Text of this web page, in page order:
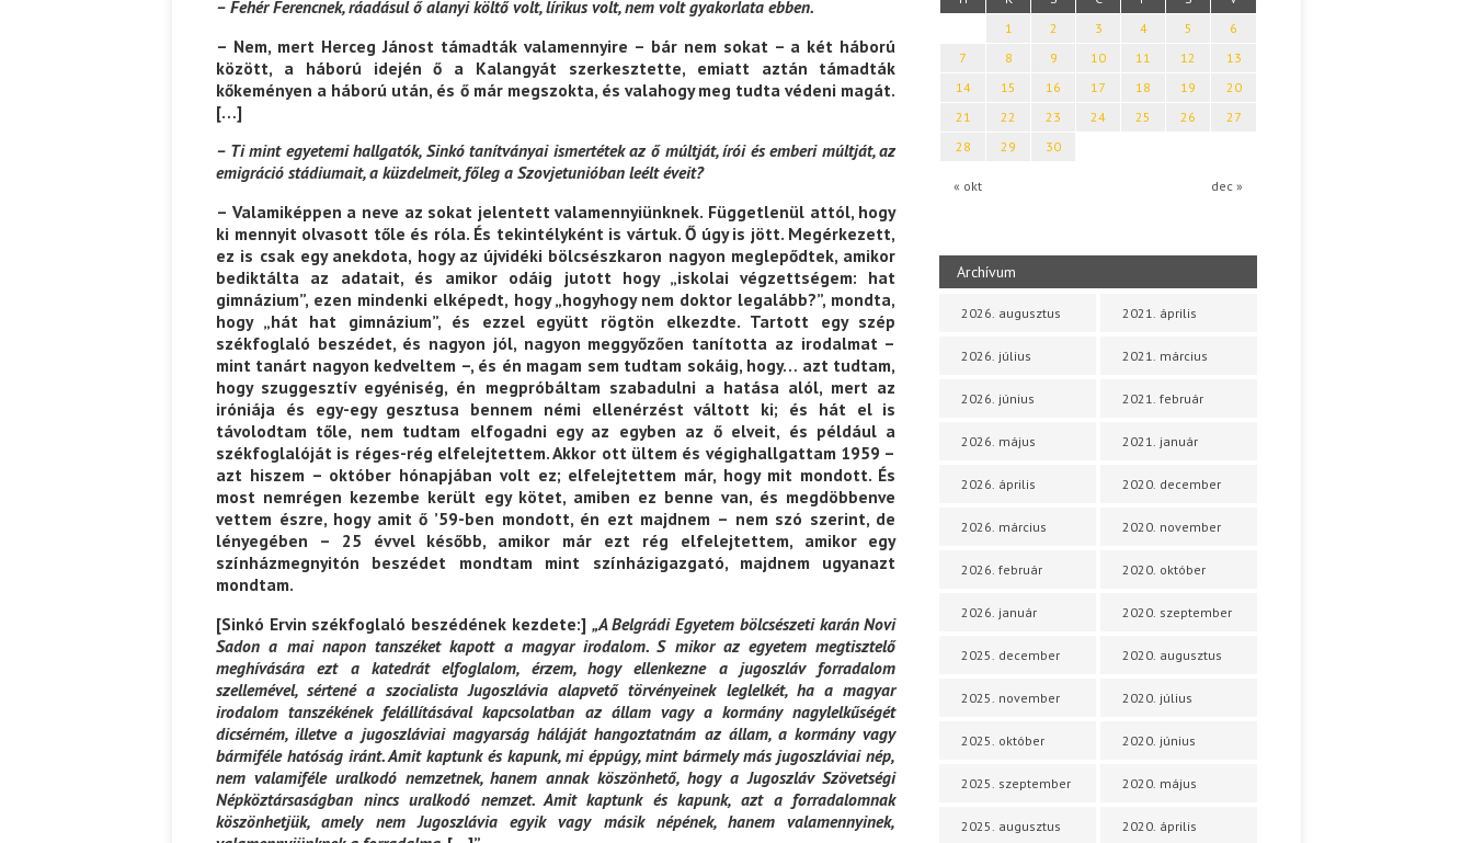
– Fehér Ferencnek, ráadásul ő alanyi költő volt, lírikus volt, nem volt gyakorlata ebben.
– Nem, mert Herceg Jánost támadták valamennyire – bár nem sokat – a két háború
között, a háború idején ő a Kalangyát szerkesztette, emiatt aztán támadták
kőkeményen a háború után, és ő már megszokta, és valahogy meg tudta védeni magát.
[…]
– Ti mint egyetemi hallgatók, Sinkó tanítványai ismertétek az ő múltját, írói és emberi múltját, az
emigráció stádiumait, a küzdelmeit, főleg a Szovjetunióban leélt éveit?
– Valamiképpen a neve az sokat jelentett valamennyiünknek. Függetlenül attól, hogy
ki mennyit olvasott tőle és róla. És tekintélyként is vártuk. Ő úgy is jött. Megérkezett,
ez is csak egy anekdota, hogy az újvidéki bölcsészkaron nagyon meglepődtek, amikor
bediktálta az adatait, és amikor odáig jutott hogy „iskolai végzettségem: hat
gimnázium”, ezen mindenki elképedt, hogy „hogyhogy nem doktor legalább?”, mondta,
hogy „hát hat gimnázium”, és ezzel együtt rögtön elkezdte. Tartott egy szép
székfoglaló beszédet, és nagyon jól, nagyon meggyőzően tanította az irodalmat –
mint tanárt nagyon kedveltem –, és én magam sem tudtam sokáig, hogy… azt tudtam,
hogy szuggesztív egyéniség, én megpróbáltam szabadulni a hatása alól, mert az
iróniája és egy-egy gesztusa bennem némi ellenérzést váltott ki; és hát el is
távolodtam tőle, nem tudtam elfogadni egy az egyben az ő elveit, és például a
székfoglalóját is réges-rég elfelejtettem. Akkor ott ültem és végighallgattam 1959 –
azt hiszem – október hónapjában volt ez; elfelejtettem már, hogy mit mondott. És
most nemrégen kezembe került egy kötet, amiben ez benne van, és megdöbbenve
vettem észre, hogy amit ő ’59-ben mondott, én ezt majdnem – nem szó szerint, de
lényegében – 25 évvel később, amikor már ezt rég elfelejtettem, amikor egy
színházmegnyitón beszédet mondtam mint színházigazgató, majdnem ugyanazt
mondtam.
[Sinkó Ervin székfoglaló beszédének kezdete:] „A Belgrádi Egyetem bölcsészeti karán Novi
Sadon a mai napon tanszéket kapott a magyar irodalom. S mikor az egyetem megtisztelő
meghívására ezt a katedrát elfoglalom, érzem, hogy ellenkezne a jugoszláv forradalom
szellemével, sértené a szocialista Jugoszlávia alapvető törvényeinek leglelkét, ha a magyar
irodalom tanszékének felállításával kapcsolatban az állam vagy a kormány nagylelkűségét
dicsérném, illetve a jugoszláviai magyarság háláját hangoztatnám az állam, a kormány vagy
bármiféle hatóság iránt. Amit kaptunk és kapunk, mi éppúgy, mint bármely más jugoszláviai nép,
nem valamiféle uralkodó nemzetnek, hanem annak köszönhető, hogy a Jugoszláv Szövetségi
Népköztársaságban nincs uralkodó nemzet. Amit kaptunk és kapunk, azt a forradalomnak
köszönhetjük, amely nem Jugoszlávia egyik vagy másik népének, hanem valamennyinek,
« okt dec »
1 2 3 4 5
6
7
8 9 10 11 12
13
14
15 16 17 18 19
20
21
22 23 24 25 26
27
28
29 30
Archívum
2026. augusztus
2026. július
2026. június
2026. május
2026. április
2026. március
2026. február
2026. január
2025. december
2025. november
2025. október
2025. szeptember
2025. augusztus
2021. április
2021. március
2021. február
2021. január
2020. december
2020. november
2020. október
2020. szeptember
2020. augusztus
2020. július
2020. június
2020. május
2020. április